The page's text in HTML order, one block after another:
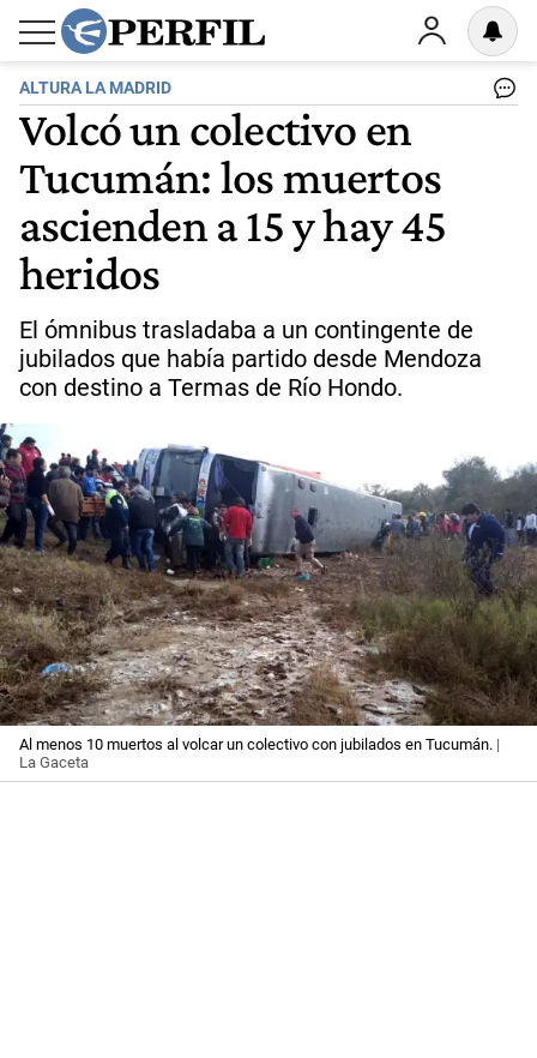
ALTURA LA MADRID
Volcó un colectivo en
Tucumán: los muertos
ascienden a 15 y hay 45
heridos
El ómnibus trasladaba a un contingente de
jubilados que había partido desde Mendoza
con destino a Termas de Río Hondo.
Al menos 10 muertos al volcar un colectivo con jubilados en Tucumán. |
La Gaceta